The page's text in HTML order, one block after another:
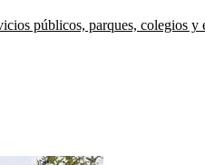
públicos, parques, colegios y